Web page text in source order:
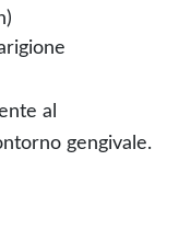
al
gengivale.